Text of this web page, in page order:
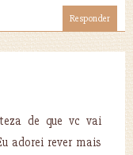
Responder
de que vc vai
adorei rever mais